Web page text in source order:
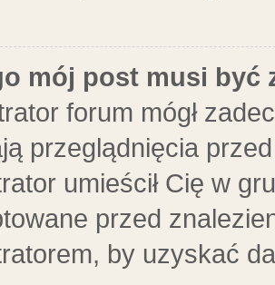
mój post musi być
forum mógł
przeglądnięcia
umieścił Cię w
przed
by uzyskać